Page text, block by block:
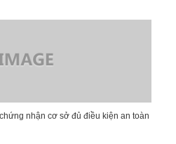
nhận cơ sở đủ điều kiện an toàn